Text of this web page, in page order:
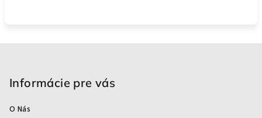
Informácie pre vás
O Nás